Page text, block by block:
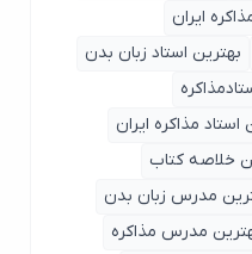
استاد زبان بدن
مذاکره ایران
کتاب
مدرس زبان بدن
مدرس مذاکره